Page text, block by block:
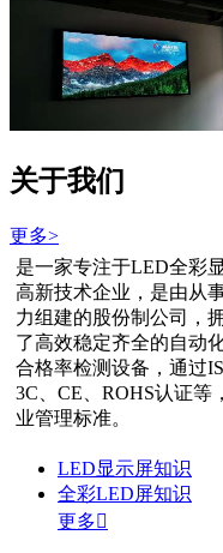
关于我们
更多>
是一家专注于LED全彩
高新技术企业，是由从
力组建的股份制公司，
了高效稳定齐全的自动
合格率检测设备，通过
3C、CE、ROHS认证
业管理标准。
LED显示屏知识
全彩LED屏知识
更多